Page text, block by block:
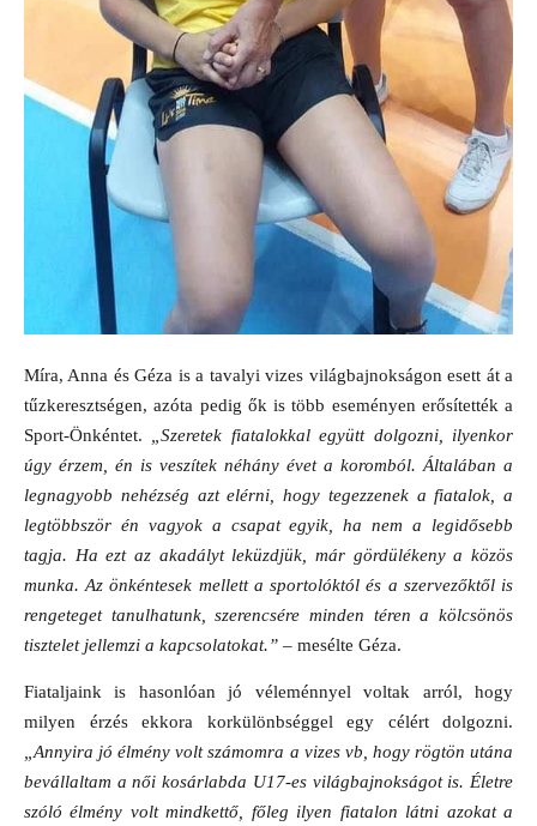
Míra, Anna és Géza is a tavalyi vizes világbajnokságon esett át a
tűzkeresztségen, azóta pedig ők is több eseményen erősítették a
Sport-Önkéntet.
„Szeretek fiatalokkal együtt dolgozni, ilyenkor
úgy érzem, én is veszítek néhány évet a koromból. Általában a
legnagyobb nehézség azt elérni, hogy tegezzenek a fiatalok, a
legtöbbször én vagyok a csapat egyik, ha nem a legidősebb
tagja. Ha ezt az akadályt leküzdjük, már gördülékeny a közös
munka. Az önkéntesek mellett a sportolóktól és a szervezőktől is
rengeteget tanulhatunk, szerencsére minden téren a kölcsönös
tisztelet jellemzi a kapcsolatokat.” – mesélte Géza.
Fiataljaink is hasonlóan jó véleménnyel voltak arról, hogy
milyen érzés ekkora korkülönbséggel egy célért dolgozni.
„Annyira jó élmény volt számomra a vizes vb, hogy rögtön utána
bevállaltam a női kosárlabda U17-es világbajnokságot is. Életre
szóló élmény volt mindkettő, főleg ilyen fiatalon látni azokat a